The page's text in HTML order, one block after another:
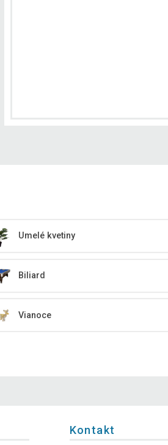
Umelé kvetiny
Biliard
Vianoce
Kontakt